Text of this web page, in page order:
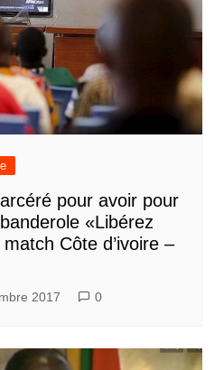
pour avoir pour
«Libérez
Côte d’ivoire –
2017 0